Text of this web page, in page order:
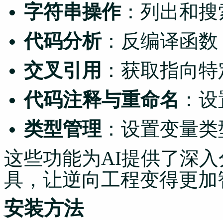
字符串操作：列出和
代码分析：反编译函
交叉引用 ：获取指向
代码注释与重命名 ：
类型管理 ：设置变量
这些功能为AI提供了深
具，让逆向工程变得更
安装方法